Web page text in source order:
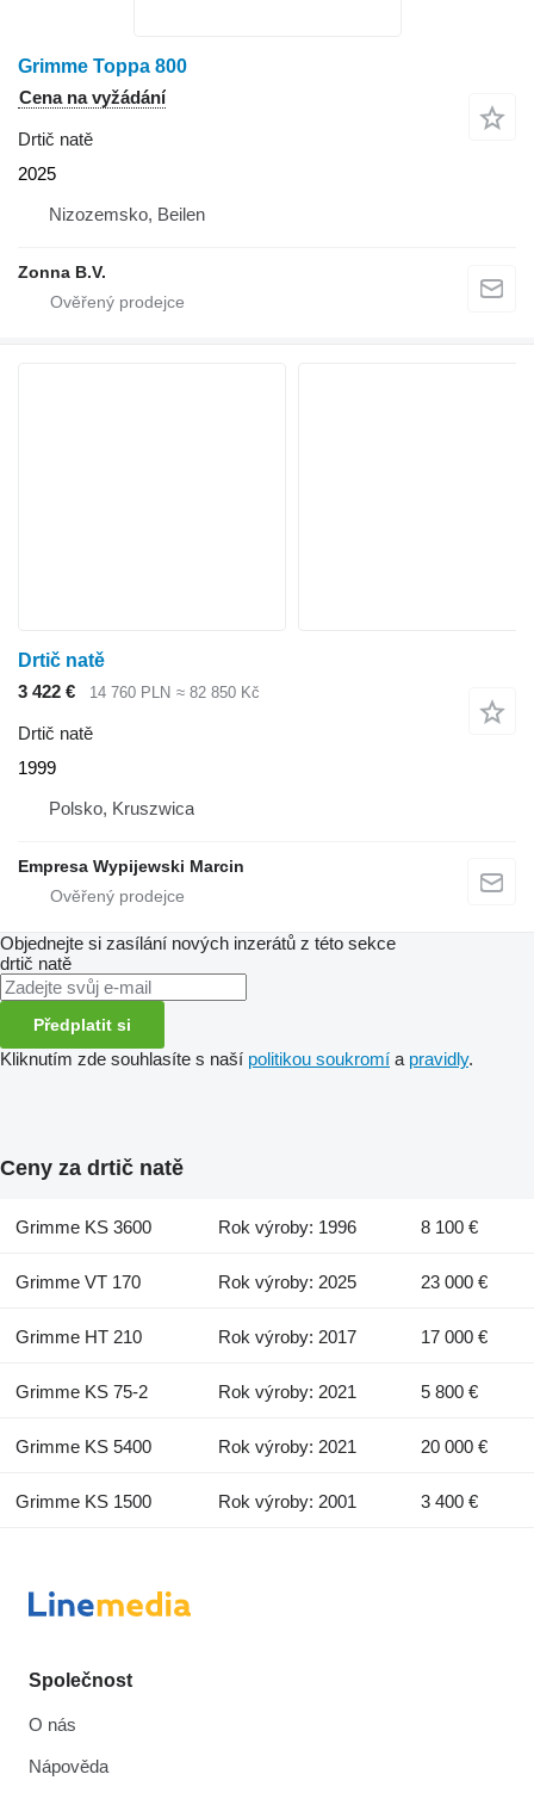
Grimme Toppa 800
Cena na vyžádání
Drtič natě
2025
Nizozemsko, Beilen
Zonna B.V.
Drtič natě
3 422 €
14 760 PLN ≈ 82 850 Kč
Drtič natě
1999
Polsko, Kruszwica
Empresa Wypijewski Marcin
Objednejte si zasílání nových inzerátů z této sekce
drtič natě
Předplatit si
Kliknutím zde souhlasíte s naší politikou soukromí a pravidly.
Ceny za drtič natě
Grimme KS 3600 Rok výroby: 1996 8 100 €
Grimme VT 170 Rok výroby: 2025 23 000 €
Grimme HT 210 Rok výroby: 2017 17 000 €
Grimme KS 75-2 Rok výroby: 2021 5 800 €
Grimme KS 5400 Rok výroby: 2021 20 000 €
Grimme KS 1500 Rok výroby: 2001 3 400 €
Společnost
O nás
Nápověda